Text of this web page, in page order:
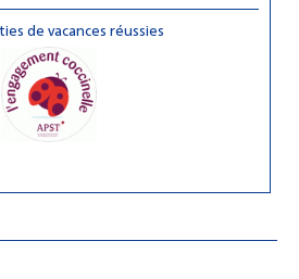
de vacances réussies